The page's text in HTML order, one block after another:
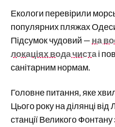
Екологи перевірили
популярних пляжах
Підсумок чудовий — на
локаціях вода чистаі
санітарним нормам.
Головне питання, яке
Цього року на ділянці
станції Великого